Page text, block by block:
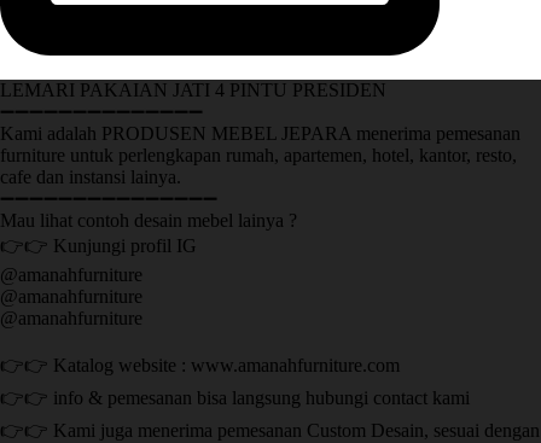
LEMARI PAKAIAN JATI 4 PINTU PRESIDEN
➖➖➖➖➖➖➖➖➖➖➖➖➖➖
Kami adalah PRODUSEN MEBEL JEPARA menerima pemesanan
furniture untuk perlengkapan rumah, apartemen, hotel, kantor, resto,
cafe dan instansi lainya.
➖➖➖➖➖➖➖➖➖➖➖➖➖➖➖
Mau lihat contoh desain mebel lainya ?
👉👉 Kunjungi profil IG
@amanahfurniture
@amanahfurniture
@amanahfurniture
👉👉 Katalog website : www.amanahfurniture.com
👉👉 info & pemesanan bisa langsung hubungi contact kami
👉👉 Kami juga menerima pemesanan Custom Desain, sesuai dengan